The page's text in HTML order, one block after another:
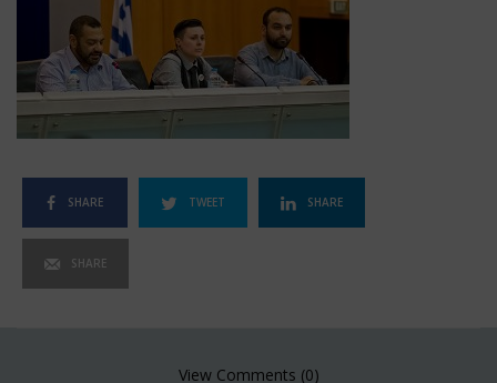
SHARE TWEET SHARE
SHARE
View Comments (0)